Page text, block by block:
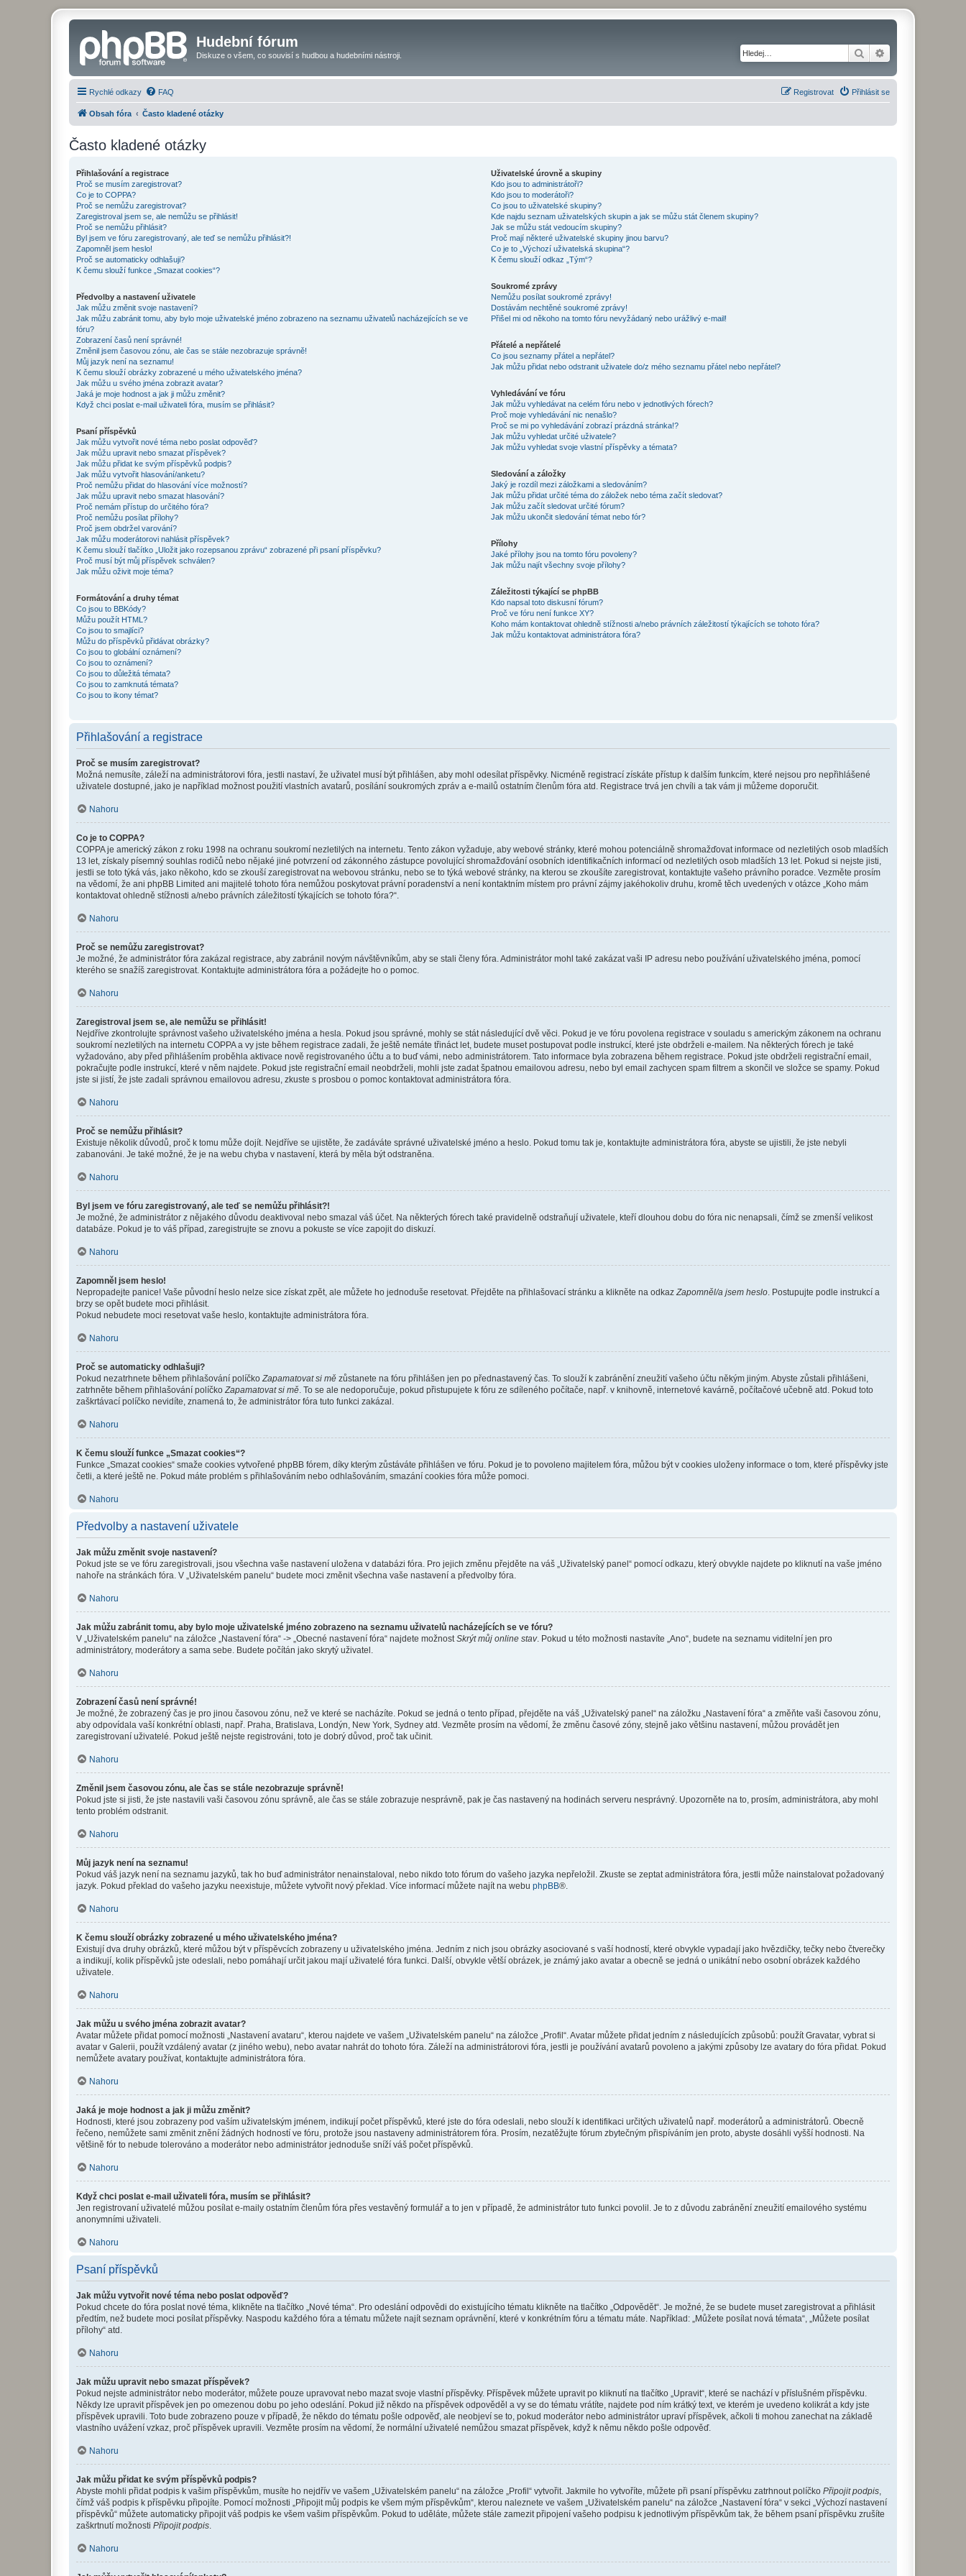
Hudební fórum
Diskuze o všem, co souvisí s hudbou a hudebními nástroji. Hledat
Rychlé odkazy FAQ Přihlásit se
Registrovat
Obsah fóra Často kladené otázky
Často kladené otázky
Přihlašování a registrace
Proč se musím zaregistrovat?
Co je to COPPA?
Proč se nemůžu zaregistrovat?
Zaregistroval jsem se, ale nemůžu se přihlásit!
Proč se nemůžu přihlásit?
Byl jsem ve fóru zaregistrovaný, ale teď se nemůžu přihlásit?!
Zapomněl jsem heslo!
Proč se automaticky odhlašuji?
K čemu slouží funkce „Smazat cookies“?
Předvolby a nastavení uživatele
Jak můžu změnit svoje nastavení?
Jak můžu zabránit tomu, aby bylo moje uživatelské jméno zobrazeno na seznamu uživatelů nacházejících se ve
fóru?
Zobrazení časů není správné!
Změnil jsem časovou zónu, ale čas se stále nezobrazuje správně!
Můj jazyk není na seznamu!
K čemu slouží obrázky zobrazené u mého uživatelského jména?
Jak můžu u svého jména zobrazit avatar?
Jaká je moje hodnost a jak ji můžu změnit?
Když chci poslat e-mail uživateli fóra, musím se přihlásit?
Psaní příspěvků
Jak můžu vytvořit nové téma nebo poslat odpověď?
Jak můžu upravit nebo smazat příspěvek?
Jak můžu přidat ke svým příspěvků podpis?
Jak můžu vytvořit hlasování/anketu?
Proč nemůžu přidat do hlasování více možností?
Jak můžu upravit nebo smazat hlasování?
Proč nemám přístup do určitého fóra?
Proč nemůžu posílat přílohy?
Proč jsem obdržel varování?
Jak můžu moderátorovi nahlásit příspěvek?
K čemu slouží tlačítko „Uložit jako rozepsanou zprávu“ zobrazené při psaní příspěvku?
Proč musí být můj příspěvek schválen?
Jak můžu oživit moje téma?
Formátování a druhy témat
Co jsou to BBKódy?
Můžu použít HTML?
Co jsou to smajlíci?
Můžu do příspěvků přidávat obrázky?
Co jsou to globální oznámení?
Co jsou to oznámení?
Co jsou to důležitá témata?
Co jsou to zamknutá témata?
Co jsou to ikony témat?
Uživatelské úrovně a skupiny
Kdo jsou to administrátoři?
Kdo jsou to moderátoři?
Co jsou to uživatelské skupiny?
Kde najdu seznam uživatelských skupin a jak se můžu stát členem skupiny?
Jak se můžu stát vedoucím skupiny?
Proč mají některé uživatelské skupiny jinou barvu?
Co je to „Výchozí uživatelská skupina“?
K čemu slouží odkaz „Tým“?
Soukromé zprávy
Nemůžu posílat soukromé zprávy!
Dostávám nechtěné soukromé zprávy!
Přišel mi od někoho na tomto fóru nevyžádaný nebo urážlivý e-mail!
Přátelé a nepřátelé
Co jsou seznamy přátel a nepřátel?
Jak můžu přidat nebo odstranit uživatele do/z mého seznamu přátel nebo nepřátel?
Vyhledávání ve fóru
Jak můžu vyhledávat na celém fóru nebo v jednotlivých fórech?
Proč moje vyhledávání nic nenašlo?
Proč se mi po vyhledávání zobrazí prázdná stránka!?
Jak můžu vyhledat určité uživatele?
Jak můžu vyhledat svoje vlastní příspěvky a témata?
Sledování a záložky
Jaký je rozdíl mezi záložkami a sledováním?
Jak můžu přidat určité téma do záložek nebo téma začít sledovat?
Jak můžu začít sledovat určité fórum?
Jak můžu ukončit sledování témat nebo fór?
Přílohy
Jaké přílohy jsou na tomto fóru povoleny?
Jak můžu najít všechny svoje přílohy?
Záležitosti týkající se phpBB
Kdo napsal toto diskusní fórum?
Proč ve fóru není funkce XY?
Koho mám kontaktovat ohledně stížnosti a/nebo právních záležitostí týkajících se tohoto fóra?
Jak můžu kontaktovat administrátora fóra?
Přihlašování a registrace
Proč se musím zaregistrovat?
Možná nemusíte, záleží na administrátorovi fóra, jestli nastaví, že uživatel musí být přihlášen, aby mohl odesílat příspěvky. Nicméně registrací získáte přístup k dalším funkcím, které nejsou pro nepřihlášené
uživatele dostupné, jako je například možnost použití vlastních avatarů, posílání soukromých zpráv a e-mailů ostatním členům fóra atd. Registrace trvá jen chvíli a tak vám ji můžeme doporučit.
Nahoru
Co je to COPPA?
COPPA je americký zákon z roku 1998 na ochranu soukromí nezletilých na internetu. Tento zákon vyžaduje, aby webové stránky, které mohou potenciálně shromažďovat informace od nezletilých osob mladších
13 let, získaly písemný souhlas rodičů nebo nějaké jiné potvrzení od zákonného zástupce povolující shromažďování osobních identifikačních informací od nezletilých osob mladších 13 let. Pokud si nejste jisti,
jestli se toto týká vás, jako někoho, kdo se zkouší zaregistrovat na webovou stránku, nebo se to týká webové stránky, na kterou se zkoušíte zaregistrovat, kontaktujte vašeho právního poradce. Vezměte prosím
na vědomí, že ani phpBB Limited ani majitelé tohoto fóra nemůžou poskytovat právní poradenství a není kontaktním místem pro právní zájmy jakéhokoliv druhu, kromě těch uvedených v otázce „Koho mám
kontaktovat ohledně stížnosti a/nebo právních záležitostí týkajících se tohoto fóra?“.
Nahoru
Proč se nemůžu zaregistrovat?
Je možné, že administrátor fóra zakázal registrace, aby zabránil novým návštěvníkům, aby se stali členy fóra. Administrátor mohl také zakázat vaši IP adresu nebo používání uživatelského jména, pomocí
kterého se snažíš zaregistrovat. Kontaktujte administrátora fóra a požádejte ho o pomoc.
Nahoru
Zaregistroval jsem se, ale nemůžu se přihlásit!
Nejdříve zkontrolujte správnost vašeho uživatelského jména a hesla. Pokud jsou správné, mohly se stát následující dvě věci. Pokud je ve fóru povolena registrace v souladu s americkým zákonem na ochranu
soukromí nezletilých na internetu COPPA a vy jste během registrace zadali, že ještě nemáte třináct let, budete muset postupovat podle instrukcí, které jste obdrželi e-mailem. Na některých fórech je také
vyžadováno, aby před přihlášením proběhla aktivace nově registrovaného účtu a to buď vámi, nebo administrátorem. Tato informace byla zobrazena během registrace. Pokud jste obdrželi registrační email,
pokračujte podle instrukcí, které v něm najdete. Pokud jste registrační email neobdrželi, mohli jste zadat špatnou emailovou adresu, nebo byl email zachycen spam filtrem a skončil ve složce se spamy. Pokud
jste si jistí, že jste zadali správnou emailovou adresu, zkuste s prosbou o pomoc kontaktovat administrátora fóra.
Nahoru
Proč se nemůžu přihlásit?
Existuje několik důvodů, proč k tomu může dojít. Nejdříve se ujistěte, že zadáváte správné uživatelské jméno a heslo. Pokud tomu tak je, kontaktujte administrátora fóra, abyste se ujistili, že jste nebyli
zabanováni. Je také možné, že je na webu chyba v nastavení, která by měla být odstraněna.
Nahoru
Byl jsem ve fóru zaregistrovaný, ale teď se nemůžu přihlásit?!
Je možné, že administrátor z nějakého důvodu deaktivoval nebo smazal váš účet. Na některých fórech také pravidelně odstraňují uživatele, kteří dlouhou dobu do fóra nic nenapsali, čímž se zmenší velikost
databáze. Pokud je to váš případ, zaregistrujte se znovu a pokuste se více zapojit do diskuzí.
Nahoru
Zapomněl jsem heslo!
Nepropadejte panice! Vaše původní heslo nelze sice získat zpět, ale můžete ho jednoduše resetovat. Přejděte na přihlašovací stránku a klikněte na odkaz Zapomněl/a jsem heslo . Postupujte podle instrukcí a
brzy se opět budete moci přihlásit.
Pokud nebudete moci resetovat vaše heslo, kontaktujte administrátora fóra.
Nahoru
Proč se automaticky odhlašuji?
Pokud nezatrhnete během přihlašování políčko Zapamatovat si mě zůstanete na fóru přihlášen jen po přednastavený čas. To slouží k zabránění zneužití vašeho účtu někým jiným. Abyste zůstali přihlášeni,
zatrhněte během přihlašování políčko Zapamatovat si mě . To se ale nedoporučuje, pokud přistupujete k fóru ze sdíleného počítače, např. v knihovně, internetové kavárně, počítačové učebně atd. Pokud toto
zaškrtávací políčko nevidíte, znamená to, že administrátor fóra tuto funkci zakázal.
Nahoru
K čemu slouží funkce „Smazat cookies“?
Funkce „Smazat cookies“ smaže cookies vytvořené phpBB fórem, díky kterým zůstáváte přihlášen ve fóru. Pokud je to povoleno majitelem fóra, můžou být v cookies uloženy informace o tom, které příspěvky jste
četli, a které ještě ne. Pokud máte problém s přihlašováním nebo odhlašováním, smazání cookies fóra může pomoci.
Nahoru
Předvolby a nastavení uživatele
Jak můžu změnit svoje nastavení?
Pokud jste se ve fóru zaregistrovali, jsou všechna vaše nastavení uložena v databázi fóra. Pro jejich změnu přejděte na váš „Uživatelský panel“ pomocí odkazu, který obvykle najdete po kliknutí na vaše jméno
nahoře na stránkách fóra. V „Uživatelském panelu“ budete moci změnit všechna vaše nastavení a předvolby fóra.
Nahoru
Jak můžu zabránit tomu, aby bylo moje uživatelské jméno zobrazeno na seznamu uživatelů nacházejících se ve fóru?
V „Uživatelském panelu“ na záložce „Nastavení fóra“ -> „Obecné nastavení fóra“ najdete možnost Skrýt můj online stav. Pokud u této možnosti nastavíte „Ano“, budete na seznamu viditelní jen pro
administrátory, moderátory a sama sebe. Budete počítán jako skrytý uživatel.
Nahoru
Zobrazení časů není správné!
Je možné, že zobrazený čas je pro jinou časovou zónu, než ve které se nacházíte. Pokud se jedná o tento případ, přejděte na váš „Uživatelský panel“ na záložku „Nastavení fóra“ a změňte vaši časovou zónu,
aby odpovídala vaší konkrétní oblasti, např. Praha, Bratislava, Londýn, New York, Sydney atd. Vezměte prosím na vědomí, že změnu časové zóny, stejně jako většinu nastavení, můžou provádět jen
zaregistrovaní uživatelé. Pokud ještě nejste registrováni, toto je dobrý důvod, proč tak učinit.
Nahoru
Změnil jsem časovou zónu, ale čas se stále nezobrazuje správně!
Pokud jste si jisti, že jste nastavili vaši časovou zónu správně, ale čas se stále zobrazuje nesprávně, pak je čas nastavený na hodinách serveru nesprávný. Upozorněte na to, prosím, administrátora, aby mohl
tento problém odstranit.
Nahoru
Můj jazyk není na seznamu!
Pokud váš jazyk není na seznamu jazyků, tak ho buď administrátor nenainstaloval, nebo nikdo toto fórum do vašeho jazyka nepřeložil. Zkuste se zeptat administrátora fóra, jestli může nainstalovat požadovaný
jazyk. Pokud překlad do vašeho jazyku neexistuje, můžete vytvořit nový překlad. Více informací můžete najít na webu phpBB®.
Nahoru
K čemu slouží obrázky zobrazené u mého uživatelského jména?
Existují dva druhy obrázků, které můžou být v příspěvcích zobrazeny u uživatelského jména. Jedním z nich jsou obrázky asociované s vaší hodností, které obvykle vypadají jako hvězdičky, tečky nebo čtverečky
a indikují, kolik příspěvků jste odeslali, nebo pomáhají určit jakou mají uživatelé fóra funkci. Další, obvykle větší obrázek, je známý jako avatar a obecně se jedná o unikátní nebo osobní obrázek každého
uživatele.
Nahoru
Jak můžu u svého jména zobrazit avatar?
Avatar můžete přidat pomocí možnosti „Nastavení avataru“, kterou najdete ve vašem „Uživatelském panelu“ na záložce „Profil“. Avatar můžete přidat jedním z následujících způsobů: použít Gravatar, vybrat si
avatar v Galerii, použít vzdálený avatar (z jiného webu), nebo avatar nahrát do tohoto fóra. Záleží na administrátorovi fóra, jestli je používání avatarů povoleno a jakými způsoby lze avatary do fóra přidat. Pokud
nemůžete avatary používat, kontaktujte administrátora fóra.
Nahoru
Jaká je moje hodnost a jak ji můžu změnit?
Hodnosti, které jsou zobrazeny pod vaším uživatelským jménem, indikují počet příspěvků, které jste do fóra odeslali, nebo slouží k identifikaci určitých uživatelů např. moderátorů a administrátorů. Obecně
řečeno, nemůžete sami změnit znění žádných hodností ve fóru, protože jsou nastaveny administrátorem fóra. Prosím, nezatěžujte fórum zbytečným přispíváním jen proto, abyste dosáhli vyšší hodnosti. Na
většině fór to nebude tolerováno a moderátor nebo administrátor jednoduše sníží váš počet příspěvků.
Nahoru
Když chci poslat e-mail uživateli fóra, musím se přihlásit?
Jen registrovaní uživatelé můžou posílat e-maily ostatním členům fóra přes vestavěný formulář a to jen v případě, že administrátor tuto funkci povolil. Je to z důvodu zabránění zneužití emailového systému
anonymními uživateli.
Nahoru
Psaní příspěvků
Jak můžu vytvořit nové téma nebo poslat odpověď?
Pokud chcete do fóra poslat nové téma, klikněte na tlačítko „Nové téma“. Pro odeslání odpovědi do existujícího tématu klikněte na tlačítko „Odpovědět“. Je možné, že se budete muset zaregistrovat a přihlásit
předtím, než budete moci posílat příspěvky. Naspodu každého fóra a tématu můžete najít seznam oprávnění, které v konkrétním fóru a tématu máte. Například: „Můžete posílat nová témata“, „Můžete posílat
přílohy“ atd.
Nahoru
Jak můžu upravit nebo smazat příspěvek?
Pokud nejste administrátor nebo moderátor, můžete pouze upravovat nebo mazat svoje vlastní příspěvky. Příspěvek můžete upravit po kliknutí na tlačítko „Upravit“, které se nachází v příslušném příspěvku.
Někdy lze upravit příspěvek jen po omezenou dobu po jeho odeslání. Pokud již někdo na příspěvek odpověděl a vy se do tématu vrátíte, najdete pod ním krátký text, ve kterém je uvedeno kolikrát a kdy jste
příspěvek upravili. Toto bude zobrazeno pouze v případě, že někdo do tématu pošle odpověď, ale neobjeví se to, pokud moderátor nebo administrátor upraví příspěvek, ačkoli ti mohou zanechat na základě
vlastního uvážení vzkaz, proč příspěvek upravili. Vezměte prosím na vědomí, že normální uživatelé nemůžou smazat příspěvek, když k němu někdo pošle odpověď.
Nahoru
Jak můžu přidat ke svým příspěvků podpis?
Abyste mohli přidat podpis k vašim příspěvkům, musíte ho nejdřív ve vašem „Uživatelském panelu“ na záložce „Profil“ vytvořit. Jakmile ho vytvoříte, můžete při psaní příspěvku zatrhnout políčko Připojit podpis
čímž váš podpis k příspěvku připojíte. Pomocí možnosti „Připojit můj podpis ke všem mým příspěvkům“, kterou naleznete ve vašem „Uživatelském panelu“ na záložce „Nastavení fóra“ v sekci „Výchozí nastavení
příspěvků“ můžete automaticky připojit váš podpis ke všem vašim příspěvkům. Pokud to uděláte, můžete stále zamezit připojení vašeho podpisu k jednotlivým příspěvkům tak, že během psaní příspěvku zrušíte
zaškrtnutí možnosti Připojit podpis
Nahoru